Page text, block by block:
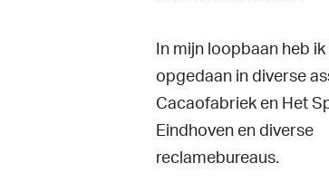
In mijn loopbaan heb
opgedaan in diverse
Cacaofabriek en Het
Eindhoven en diverse
reclamebureaus.